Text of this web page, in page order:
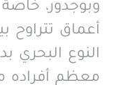
وبوجدور،
النوع البحري
معظم أفراده